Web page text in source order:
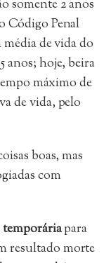
somente 2 anos
Código Penal
média de vida do
anos; hoje, beira
máximo de
de vida, pelo
boas, mas
com
temporáriapara
resultado morte